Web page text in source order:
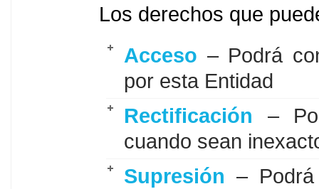
Los derechos que
Acceso – Podrá
por esta Entidad
Rectificación –
cuando sean
Supresión –